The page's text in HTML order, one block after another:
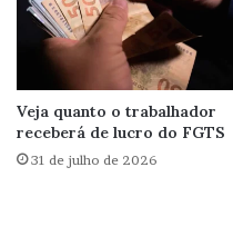
Veja quanto o trabalhador
receberá de lucro do FGTS
31 de julho de 2026